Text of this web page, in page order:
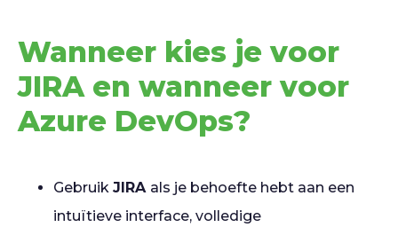
Wanneer kies je voor
JIRA en wanneer voor
Azure DevOps?
Gebruik JIRA als je behoefte hebt aan een
intuïtieve interface, volledige